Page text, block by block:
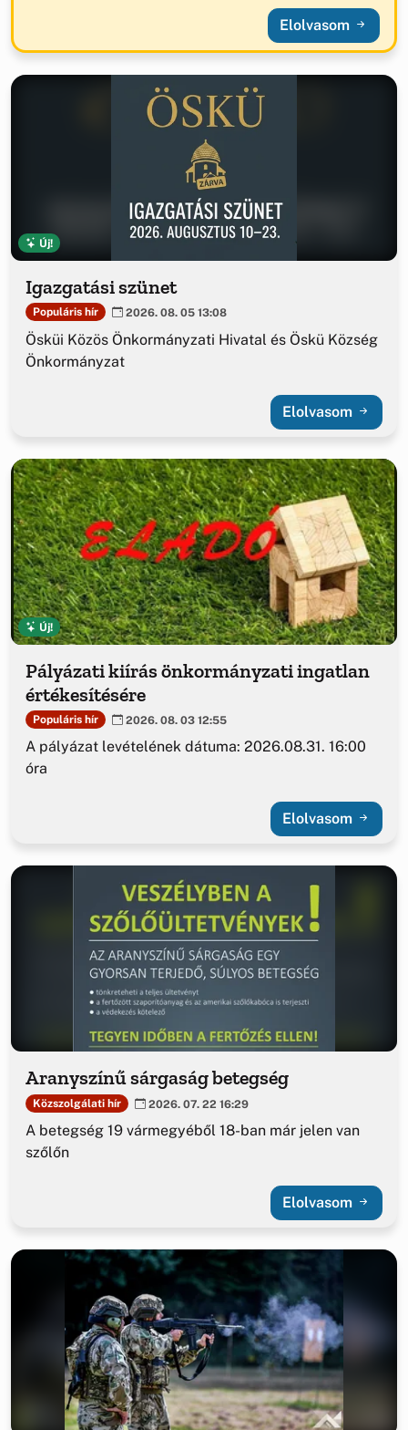
Elolvasom
Új!
Igazgatási szünet
Populáris hír 2026. 08. 05 13:08
Ösküi Közös Önkormányzati Hivatal és Öskü Község
Önkormányzat
Elolvasom
Új!
Pályázati kiírás önkormányzati ingatlan
értékesítésére
Populáris hír 2026. 08. 03 12:55
A pályázat levételének dátuma: 2026.08.31. 16:00
óra
Elolvasom
Aranyszínű sárgaság betegség
Közszolgálati hír 2026. 07. 22 16:29
A betegség 19 vármegyéből 18-ban már jelen van
szőlőn
Elolvasom